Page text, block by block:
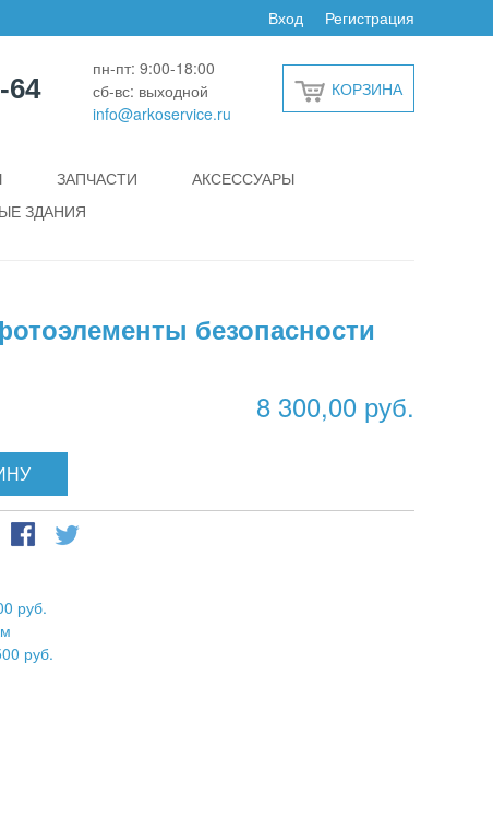
Регистрация
Вход
64
пн-пт: 9:00-18:00
сб-вс: выходной
info@arkoservice.ru
КОРЗИНА
ЗАПЧАСТИ
АКСЕССУАРЫ
ЗДАНИЯ
безопасности
8 300,00 руб.
руб.
руб.